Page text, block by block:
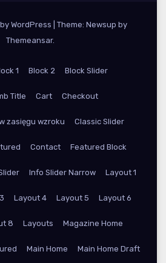
WordPress
Theme: Newsup by
Themeansar.
1 Block 2 Block Slider
Title Cart Checkout
zasięgu wzroku Classic Slider
Contact Featured Block
Info Slider Narrow Layout 1
Layout 4 Layout 5 Layout 6
8 Layouts Magazine Home
Main Home Main Home Draft